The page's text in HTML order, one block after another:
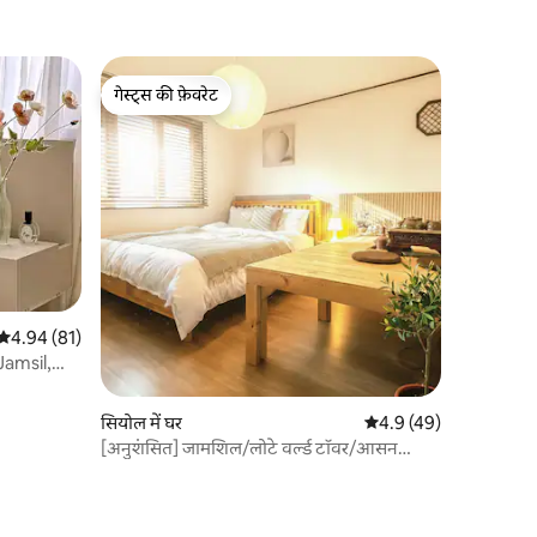
रेटिंग 5 में से 4.94, 81 समीक्षाएँ
4.94 (81)
गेस्ट्स की फ़ेवरेट
गेस्ट्स की फ़ेवरेट
सियोल में घर औसत रेटिंग 5 में से 4.9,
4.9 (49)
[अनुशंसित] जामशिल/लोटे वर्ल्ड टॉवर/आसन